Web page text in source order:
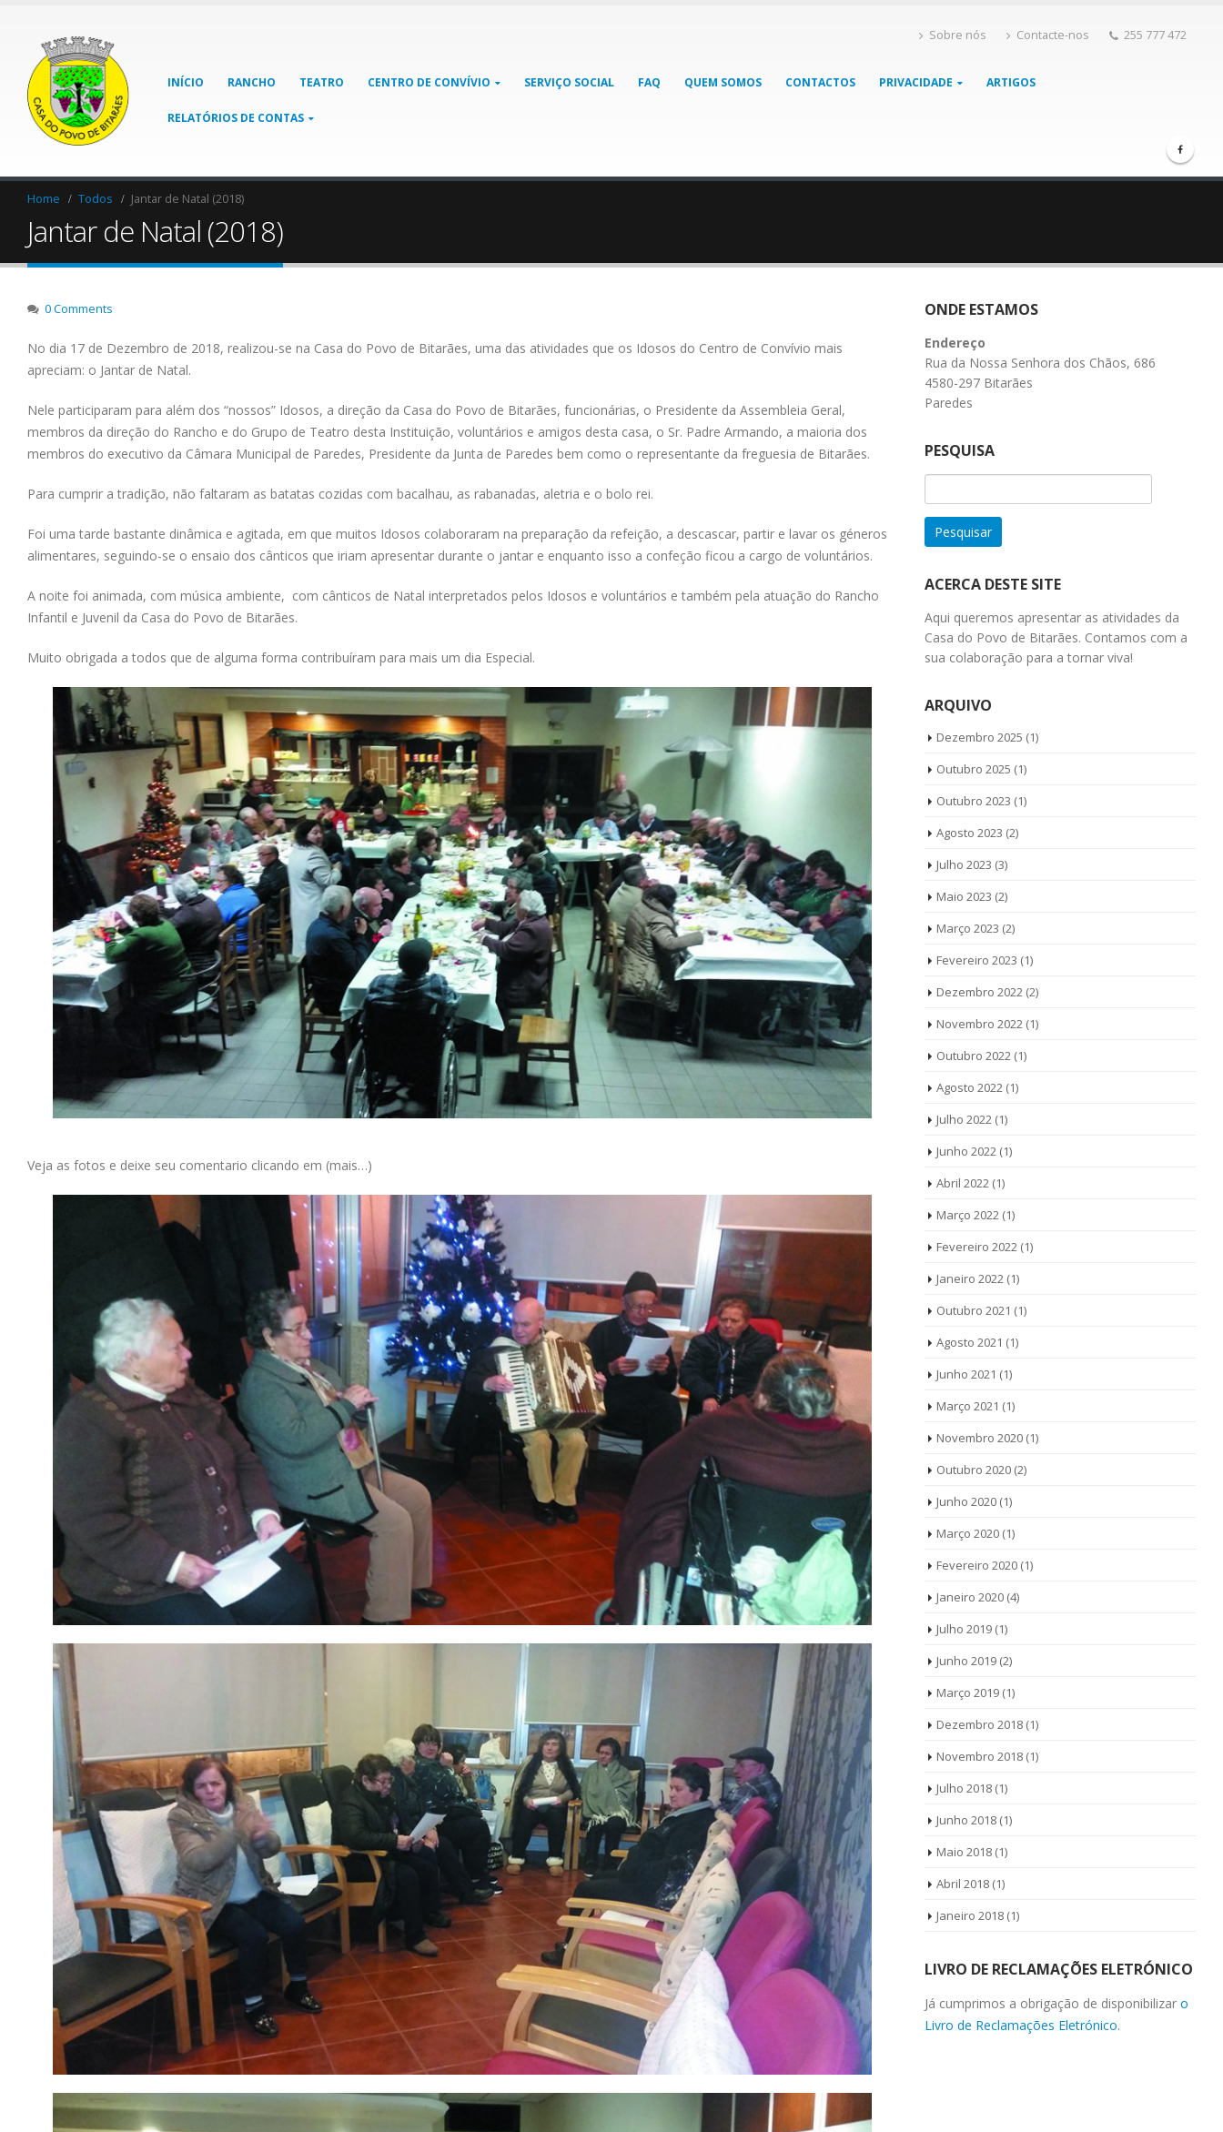
Sobre nós Contacte-nos 255 777 472
INÍCIO RANCHO TEATRO CENTRO DE CONVÍVIO SERVIÇO SOCIAL FAQ QUEM SOMOS CONTACTOS PRIVACIDADE ARTIGOS
RELATÓRIOS DE CONTAS
Home Todos Jantar de Natal (2018)
Jantar de Natal (2018)
0 Comments
No dia 17 de Dezembro de 2018, realizou-se na Casa do Povo de Bitarães, uma das atividades que os Idosos do Centro de Convívio mais
apreciam: o Jantar de Natal.
Nele participaram para além dos “nossos” Idosos, a direção da Casa do Povo de Bitarães, funcionárias, o Presidente da Assembleia Geral,
membros da direção do Rancho e do Grupo de Teatro desta Instituição, voluntários e amigos desta casa, o Sr. Padre Armando, a maioria dos
membros do executivo da Câmara Municipal de Paredes, Presidente da Junta de Paredes bem como o representante da freguesia de Bitarães.
Para cumprir a tradição, não faltaram as batatas cozidas com bacalhau, as rabanadas, aletria e o bolo rei.
Foi uma tarde bastante dinâmica e agitada, em que muitos Idosos colaboraram na preparação da refeição, a descascar, partir e lavar os géneros
alimentares, seguindo-se o ensaio dos cânticos que iriam apresentar durante o jantar e enquanto isso a confeção ficou a cargo de voluntários.
A noite foi animada, com música ambiente, com cânticos de Natal interpretados pelos Idosos e voluntários e também pela atuação do Rancho
Infantil e Juvenil da Casa do Povo de Bitarães.
Muito obrigada a todos que de alguma forma contribuíram para mais um dia Especial.
Veja as fotos e deixe seu comentario clicando em (mais…)
ONDE ESTAMOS
Endereço
Rua da Nossa Senhora dos Chãos, 686
4580-297 Bitarães
Paredes
PESQUISA
por:
ACERCA DESTE SITE
Aqui queremos apresentar as atividades da
Casa do Povo de Bitarães. Contamos com a
sua colaboração para a tornar viva!
ARQUIVO
Dezembro 2025 (1)
Outubro 2025 (1)
Outubro 2023 (1)
Agosto 2023 (2)
Julho 2023 (3)
Maio 2023 (2)
Março 2023 (2)
Fevereiro 2023 (1)
Dezembro 2022(2)
Novembro 2022(1)
Outubro 2022(1)
Agosto 2022(1)
Julho 2022(1)
Junho 2022(1)
Abril 2022(1)
Março 2022(1)
Fevereiro 2022(1)
Janeiro 2022(1)
Outubro 2021 (1)
Agosto 2021 (1)
Junho 2021 (1)
Março 2021 (1)
Novembro 2020(1)
Outubro 2020(2)
Junho 2020(1)
Março 2020(1)
Fevereiro 2020(1)
Janeiro 2020(4)
Julho 2019(1)
Junho 2019(2)
Março 2019(1)
Dezembro 2018(1)
Novembro 2018(1)
Julho 2018(1)
Junho 2018(1)
Maio 2018(1)
Abril 2018(1)
Janeiro 2018(1)
LIVRO DE RECLAMAÇÕES ELETRÓNICO
Já cumprimos a obrigação de disponibilizar o
Livro de Reclamações Eletrónico.